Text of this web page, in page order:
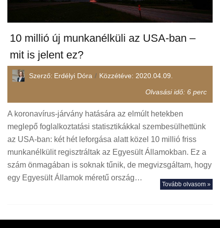
10 millió új munkanélküli az USA-ban –
mit is jelent ez?
Szerző: Erdélyi Dóra Közzétéve: 2020.04.09.
Olvasási idő: 6 perc
A koronavírus-járvány hatására az elmúlt hetekben
meglepő foglalkoztatási statisztikákkal szembesülhettünk
az USA-ban: két hét leforgása alatt közel 10 millió friss
munkanélkülit regisztráltak az Egyesült Államokban. Ez a
szám önmagában is soknak tűnik, de megvizsgáltam, hogy
egy Egyesült Államok méretű ország…
Tovább olvasom »